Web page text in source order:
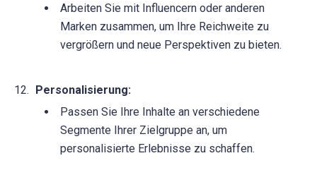
Arbeiten Sie mit Influencern oder anderen
Marken zusammen, um Ihre Reichweite zu
vergrößern und neue Perspektiven zu bieten.
Personalisierung:
Passen Sie Ihre Inhalte an verschiedene
Segmente Ihrer Zielgruppe an, um
personalisierte Erlebnisse zu schaffen.